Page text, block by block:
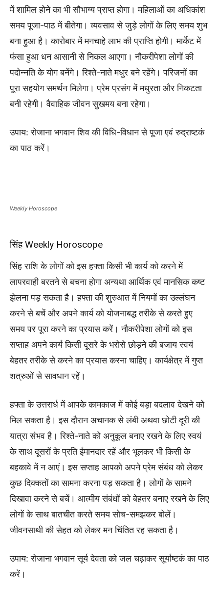
में शामिल होने का भी सौभाग्य प्राप्त होगा। महिलाओं का अधिकांश
समय पूजा-पाठ में बीतेगा। व्यवसाव से जुड़े लोगों के लिए समय शुभ
बना हुआ है। कारोबार में मनचाहे लाभ की प्राप्ति होगी। मार्केट में
फंसा हुआ धन आसानी से निकल आएगा। नौकरीपेशा लोगों की
पदोन्नति के योग बनेंगे। रिश्ते-नाते मधुर बने रहेंगे। परिजनों का
पूरा सहयोग समर्थन मिलेगा। प्रेम प्रसंग में मधुरता और निकटता
बनी रहेगी। वैवाहिक जीवन सुखमय बना रहेगा।
उपाय: रोजाना भगवान शिव की विधि-विधान से पूजा एवं रुद्राष्टकं
का पाठ करें।
Weekly Horoscope
सिंह Weekly Horoscope
सिंह राशि के लोगों को इस हफ्ता किसी भी कार्य को करने में
लापरवाही बरतने से बचना होगा अन्यथा आर्थिक एवं मानसिक कष्ट
झेलना पड़ सकता है। हफ्ता की शुरुआत में नियमों का उल्लंघन
करने से बचें और अपने कार्य को योजनाबद्ध तरीके से करते हुए
समय पर पूरा करने का प्रयास करें। नौकरीपेशा लोगों को इस
सप्ताह अपने कार्य किसी दूसरे के भरोसे छोड़ने की बजाय स्वयं
बेहतर तरीके से करने का प्रयास करना चाहिए। कार्यक्षेत्र में गुप्त
शत्रुओं से सावधान रहें।
हफ्ता के उत्तरार्ध में आपके कामकाज में कोई बड़ा बदलाव देखने को
मिल सकता है। इस दौरान अचानक से लंबी अथवा छोटी दूरी की
यात्रा संभव है। रिश्ते-नाते को अनुकूल बनाए रखने के लिए स्वयं
के साथ दूसरों के प्रति ईमानदार रहें और भूलकर भी किसी के
बहकावे में न आएं। इस सप्ताह आपको अपने प्रेम संबंध को लेकर
कुछ दिक्कतों का सामना करना पड़ सकता है। लोगों के सामने
दिखावा करने से बचें। आत्मीय संबंधों को बेहतर बनाए रखने के लिए
लोगों के साथ बातचीत करते समय सोच-समझकर बोलें।
जीवनसाथी की सेहत को लेकर मन चिंतित रह सकता है।
उपाय: रोजाना भगवान सूर्य देवता को जल चढ़ाकर सूर्याष्टकं का पाठ
करें।